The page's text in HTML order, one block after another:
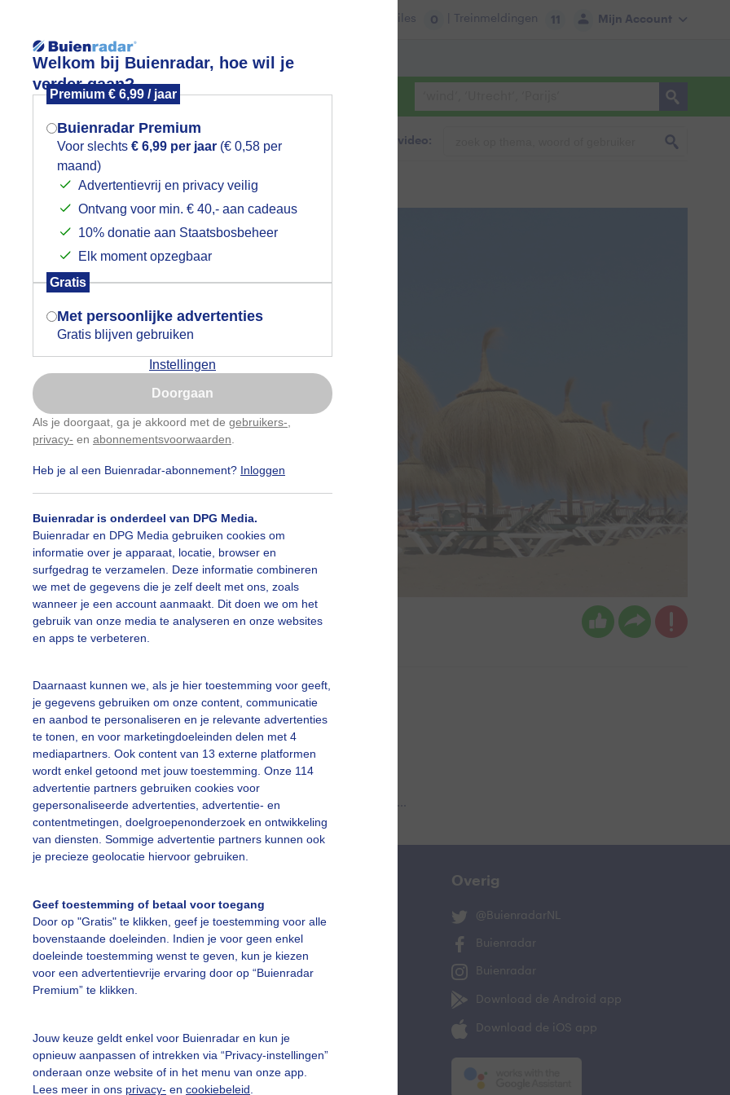
Welkom bij Buienradar, hoe wil je
verder gaan?
Premium € 6,99 / jaar
Buienradar Premium
Voor slechts € 6,99 per jaar (€ 0,58 per
maand)
Advertentievrij en privacy veilig
Ontvang voor min. € 40,- aan cadeaus
10% donatie aan Staatsbosbeheer
Elk moment opzegbaar
Gratis
Met persoonlijke advertenties
Gratis blijven gebruiken
Instellingen
Doorgaan
Als je doorgaat, ga je akkoord met de gebruikers-
privacy- en abonnementsvoorwaarden
Heb je al een Buienradar-abonnement? Inloggen
Buienradar is onderdeel van DPG Media.
Buienradar en DPG Media gebruiken cookies om
informatie over je apparaat, locatie, browser en
surfgedrag te verzamelen. Deze informatie combineren
we met de gegevens die je zelf deelt met ons, zoals
wanneer je een account aanmaakt. Dit doen we om het
gebruik van onze media te analyseren en onze websites
en apps te verbeteren.
Daarnaast kunnen we, als je hier toestemming voor geeft,
je gegevens gebruiken om onze content, communicatie
en aanbod te personaliseren en je relevante advertenties
te tonen, en voor marketingdoeleinden delen met 4
mediapartners. Ook content van 13 externe platformen
wordt enkel getoond met jouw toestemming. Onze 114
advertentie partners gebruiken cookies voor
gepersonaliseerde advertenties, advertentie- en
contentmetingen, doelgroepenonderzoek en ontwikkeling
van diensten. Sommige advertentie partners kunnen ook
je precieze geolocatie hiervoor gebruiken.
Geef toestemming of betaal voor toegang
Door op "Gratis" te klikken, geef je toestemming voor alle
bovenstaande doeleinden. Indien je voor geen enkel
doeleinde toestemming wenst te geven, kun je kiezen
voor een advertentievrije ervaring door op “Buienradar
Premium” te klikken.
Jouw keuze geldt enkel voor Buienradar en kun je
opnieuw aanpassen of intrekken via “Privacy-instellingen”
onderaan onze website of in het menu van onze app.
Lees meer in ons privacy- en cookiebeleid
Mijn Account
Files 0 | Treinmeldingen 11
Lees meer.
Foto en video Weerzine
Zoeken in foto & video:
en strakblauw
Gieny Westra Gemaakt: 16-06-2026, 16x bekeken
slideshow
Een moment geduld aub...
vragen
Team
De Bilt
Overig
@BuienradarNL
Buienradar
Buienradar
Download de Android app
Download de iOS app
Mogen we je locatie gebruiken voor
het weer?
Indien je hier nog geen akkoord op hebt
gegeven, verschijnt er zo een pop-up uit
je browser waarin deze toestemming
gevraagd wordt.
Is goed, toon de popup
Nu niet, misschien later
Gebruik je Safari en wil je niet elke dag deze pop-up
Klikhierom dit aan te passen